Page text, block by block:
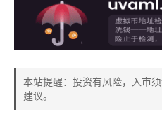
本站提醒：投资有风险，入市
建议。